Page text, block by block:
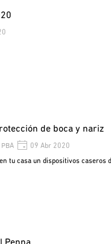
de boca y nariz
09 Abr 2020
tu casa un dispositivos caseros